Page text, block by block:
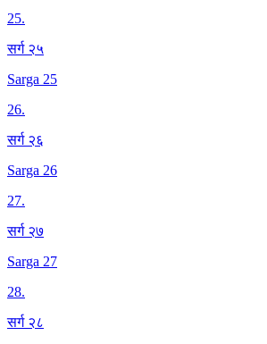
25.
सर्ग २५
Sarga 25
26.
सर्ग २६
Sarga 26
27.
सर्ग २७
Sarga 27
28.
सर्ग २८